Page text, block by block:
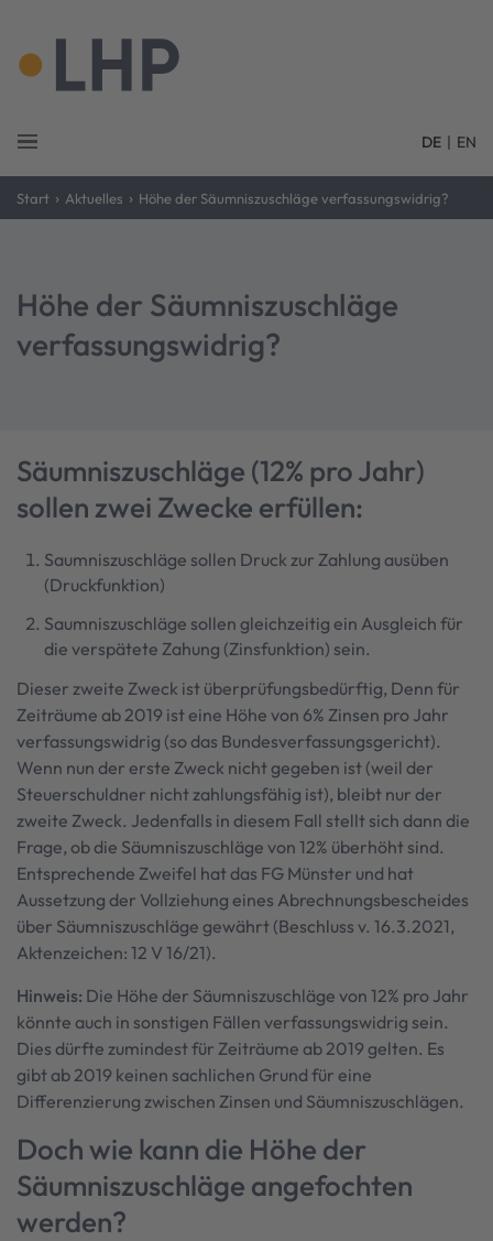
DE | EN
Start › Aktuelles › Höhe der Säumniszuschläge verfassungswidrig?
Höhe der Säumniszuschläge
verfassungswidrig?
Säumniszuschläge (12% pro Jahr)
sollen zwei Zwecke erfüllen:
Saumniszuschläge sollen Druck zur Zahlung ausüben
(Druckfunktion)
Saumniszuschläge sollen gleichzeitig ein Ausgleich für
die verspätete Zahung (Zinsfunktion) sein.
Dieser zweite Zweck ist überprüfungsbedürftig, Denn für
Zeiträume ab 2019 ist eine Höhe von 6% Zinsen pro Jahr
verfassungswidrig (so das Bundesverfassungsgericht).
Wenn nun der erste Zweck nicht gegeben ist (weil der
Steuerschuldner nicht zahlungsfähig ist), bleibt nur der
zweite Zweck. Jedenfalls in diesem Fall stellt sich dann die
Frage, ob die Säumniszuschläge von 12% überhöht sind.
Entsprechende Zweifel hat das FG Münster und hat
Aussetzung der Vollziehung eines Abrechnungsbescheides
über Säumniszuschläge gewährt (Beschluss v. 16.3.2021,
Aktenzeichen: 12 V 16/21).
Hinweis: Die Höhe der Säumniszuschläge von 12% pro Jahr
könnte auch in sonstigen Fällen verfassungswidrig sein.
Dies dürfte zumindest für Zeiträume ab 2019 gelten. Es
gibt ab 2019 keinen sachlichen Grund für eine
Differenzierung zwischen Zinsen und Säumniszuschlägen.
Doch wie kann die Höhe der
Säumniszuschläge angefochten
werden?